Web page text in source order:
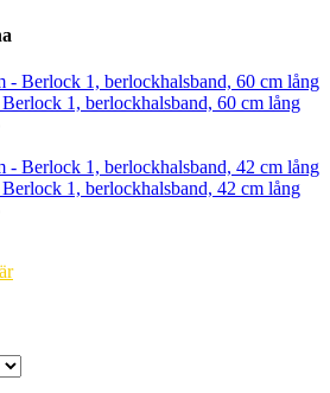
1, berlockhalsband, 60 cm lång
1, berlockhalsband, 42 cm lång